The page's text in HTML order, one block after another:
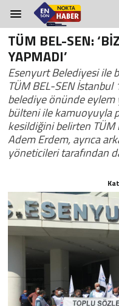
TÜM BEL-SEN:
YAPMADI’
Esenyurt Belediyesi ile
TÜM BEL-SEN
belediye önünde eylem
bülteni ile kamuoyuyla
kesildiğini belirten TÜM
Adem Erdem, ayrıca
yöneticileri tarafından